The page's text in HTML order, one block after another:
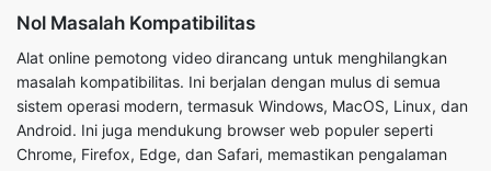
sistem operasi modern, termasuk Windows, MacOS, Linux, dan
Android. Ini juga mendukung browser web populer seperti
Chrome, Firefox, Edge, dan Safari, memastikan pengalaman
yang mulus terlepas dari pengaturan pilihan Anda.